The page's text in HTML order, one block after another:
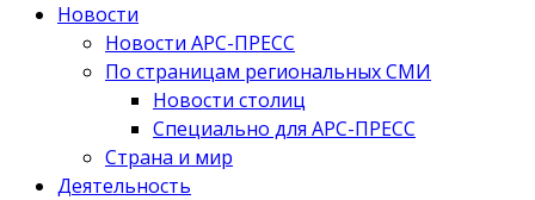
Новости
Новости АРС-ПРЕСС
По страницам региональных СМИ
Новости столиц
Специально для АРС-ПРЕСС
Страна и мир
Деятельность